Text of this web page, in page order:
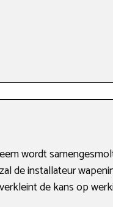
wordt
de installateur
de kans op